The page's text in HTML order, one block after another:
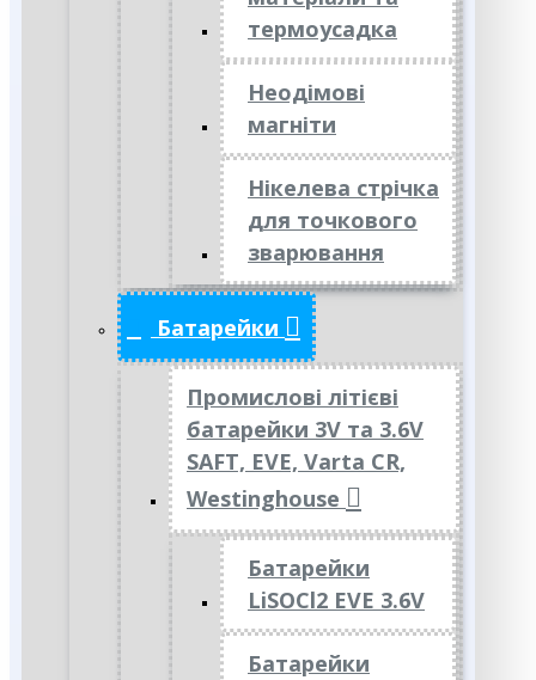
термоусадка
Неодімові
магніти
Нікелева стрічка
для точкового
зварювання
Батарейки
Промислові літієві
батарейки 3V та 3.6V
SAFT, EVE, Varta CR,
Westinghouse
Батарейки
LiSOCl2 EVE 3.6V
Батарейки